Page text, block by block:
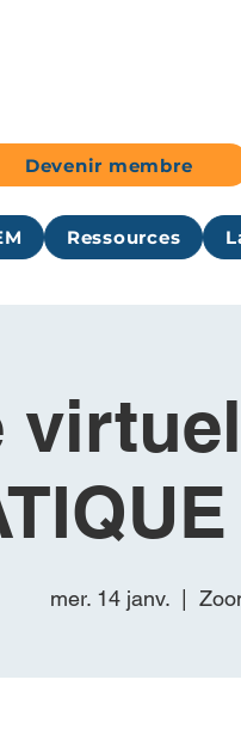
Devenir membre
Ressources
mer. 14 janv.
  |